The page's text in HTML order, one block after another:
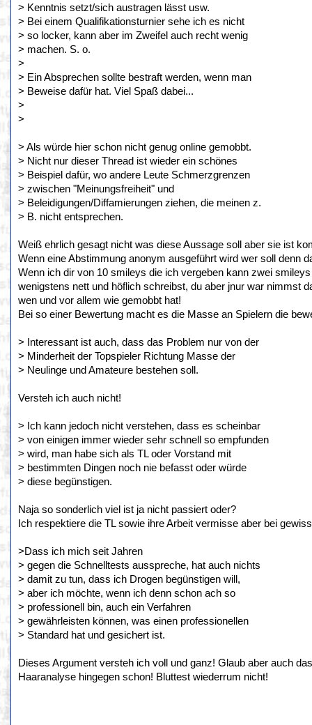
> Kenntnis setzt/sich austragen lässt usw.
> Bei einem Qualifikationsturnier sehe ich es nicht
> so locker, kann aber im Zweifel auch recht wenig
> machen. S. o.
>
> Ein Absprechen sollte bestraft werden, wenn man
> Beweise dafür hat. Viel Spaß dabei...
>
>
> Als würde hier schon nicht genug online gemobbt.
> Nicht nur dieser Thread ist wieder ein schönes
> Beispiel dafür, wo andere Leute Schmerzgrenzen
> zwischen "Meinungsfreiheit" und
> Beleidigungen/Diffamierungen ziehen, die meinen z.
> B. nicht entsprechen.
Weiß ehrlich gesagt nicht was diese Aussage soll aber sie ist
Wenn eine Abstimmung anonym ausgeführt wird wer soll denn
Wenn ich dir von 10 smileys die ich vergeben kann zwei
wenigstens nett und höflich schreibst, du aber jnur war nimmst
wen und vor allem wie gemobbt hat!
Bei so einer Bewertung macht es die Masse an Spielern die
> Interessant ist auch, dass das Problem nur von der
> Minderheit der Topspieler Richtung Masse der
> Neulinge und Amateure bestehen soll.
Versteh ich auch nicht!
> Ich kann jedoch nicht verstehen, dass es scheinbar
> von einigen immer wieder sehr schnell so empfunden
> wird, man habe sich als TL oder Vorstand mit
> bestimmten Dingen noch nie befasst oder würde
> diese begünstigen.
Naja so sonderlich viel ist ja nicht passiert oder?
Ich respektiere die TL sowie ihre Arbeit vermisse aber bei
>Dass ich mich seit Jahren
> gegen die Schnelltests ausspreche, hat auch nichts
> damit zu tun, dass ich Drogen begünstigen will,
> aber ich möchte, wenn ich denn schon ach so
> professionell bin, auch ein Verfahren
> gewährleisten können, was einen professionellen
> Standard hat und gesichert ist.
Dieses Argument versteh ich voll und ganz! Glaub aber auch
Haaranalyse hingegen schon! Bluttest wiederrum nicht!